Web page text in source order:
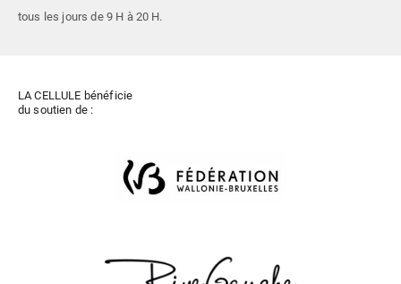
tous les jours de 9 H à 20 H.
LA CELLULE bénéficie
du soutien de :